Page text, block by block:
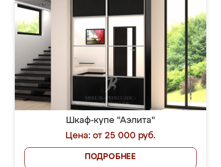
Шкаф-купе "Аэлита"
Цена: от 25 000 руб.
ПОДРОБНЕЕ